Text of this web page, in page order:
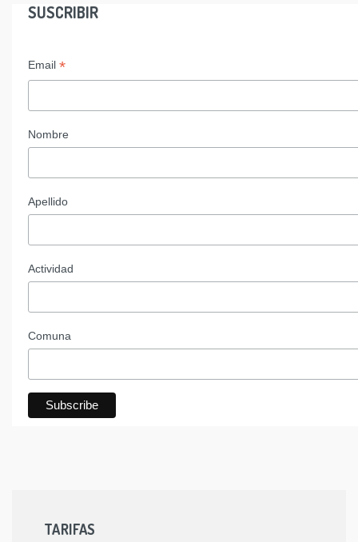
SUSCRIBIR
Email *
Nombre
Apellido
Actividad
Comuna
TARIFAS